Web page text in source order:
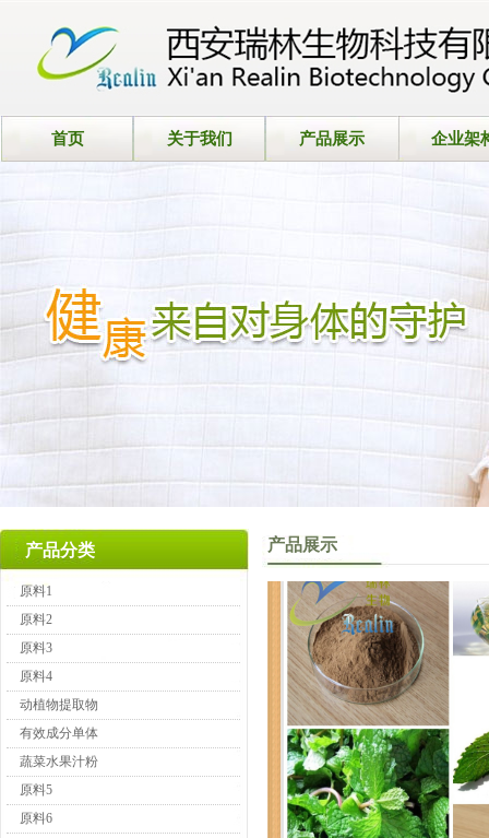
首页 关于我们 产品展示 企业架
原料1
原料2
原料3
原料4
动植物提取物
有效成分单体
蔬菜水果汁粉
原料5
原料6
产品分类 产品展示